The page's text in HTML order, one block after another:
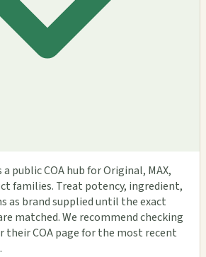
public COA hub for Original, MAX,
families. Treat potency, ingredient,
as brand supplied until the exact
matched. We recommend checking
their COA page for the most recent